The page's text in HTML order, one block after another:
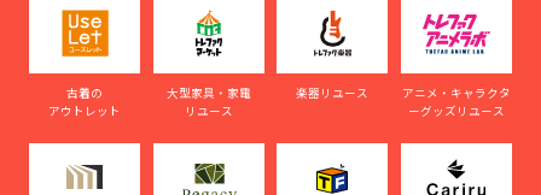
古着の
アウトレット
大型家具・家電
リユース
楽器リユース
アニメ・キャラクタ
ーグッズリユース